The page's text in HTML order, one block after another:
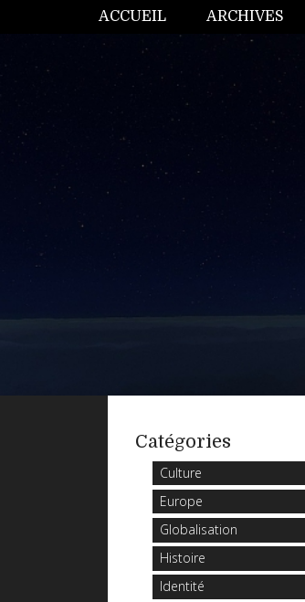
ACCUEIL ARCHIVES
Catégories
Culture
Europe
Globalisation
Histoire
Identité